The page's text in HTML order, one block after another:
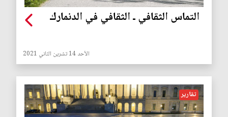
التماس الثقافي ـ الثقافي في الدنمارك
الأحد 14 تشرين الثاني 2021
تقارير